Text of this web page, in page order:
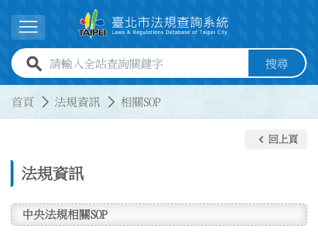
展開選單
全站查詢關鍵字欄位 搜尋
首頁 法規資訊 相關SOP
法規資訊
keyboard_arrow_left 回上頁
中央法規相關SOP